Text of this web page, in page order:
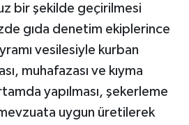
bir şekilde geçirilmesi
gıda denetim ekiplerince
vesilesiyle kurban
muhafazası ve kıyma
yapılması, şekerleme
uygun üretilerek